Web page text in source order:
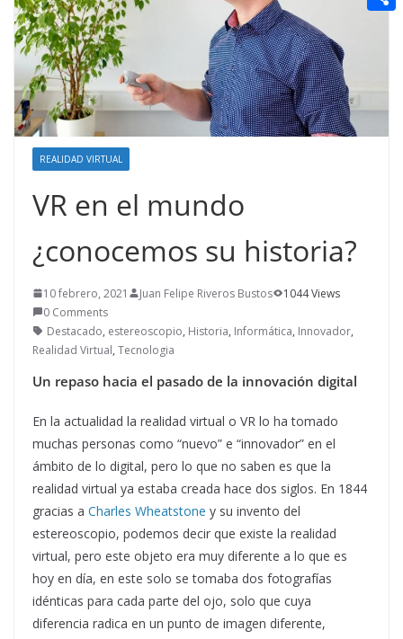
REALIDAD VIRTUAL
VR en el mundo
¿conocemos su historia?
10 febrero, 2021 Juan Felipe Riveros Bustos
1044 Views
0 Comments
Destacado, estereoscopio, Historia, Informática, Innovador,
Realidad Virtual, Tecnologia
Un repaso hacia el pasado de la innovación digital
En la actualidad la realidad virtual o VR lo ha tomado
muchas personas como “nuevo” e “innovador” en el
ámbito de lo digital, pero lo que no saben es que la
realidad virtual ya estaba creada hace dos siglos. En 1844
gracias a Charles Wheatstone y su invento del
estereoscopio, podemos decir que existe la realidad
virtual, pero este objeto era muy diferente a lo que es
hoy en día, en este solo se tomaba dos fotografías
idénticas para cada parte del ojo, solo que cuya
diferencia radica en un punto de imagen diferente,
n
a
t
p
a